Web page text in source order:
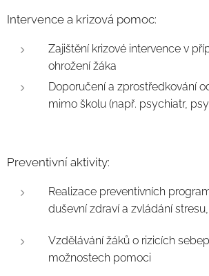
Intervence a krizová pomoc:
Zajištění krizové intervence v
ohrožení žáka
Doporučení a zprostředkování
mimo školu (např. psychiatr,
Preventivní aktivity:
Realizace preventivních
duševní zdraví a zvládání
Vzdělávání žáků o rizicích
možnostech pomoci